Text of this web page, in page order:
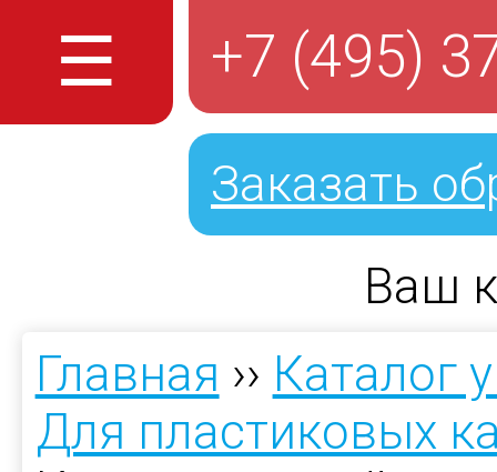
☰ +7 (495)
Заказать
Ваш
Главная ›› Каталог
Для пластиковых